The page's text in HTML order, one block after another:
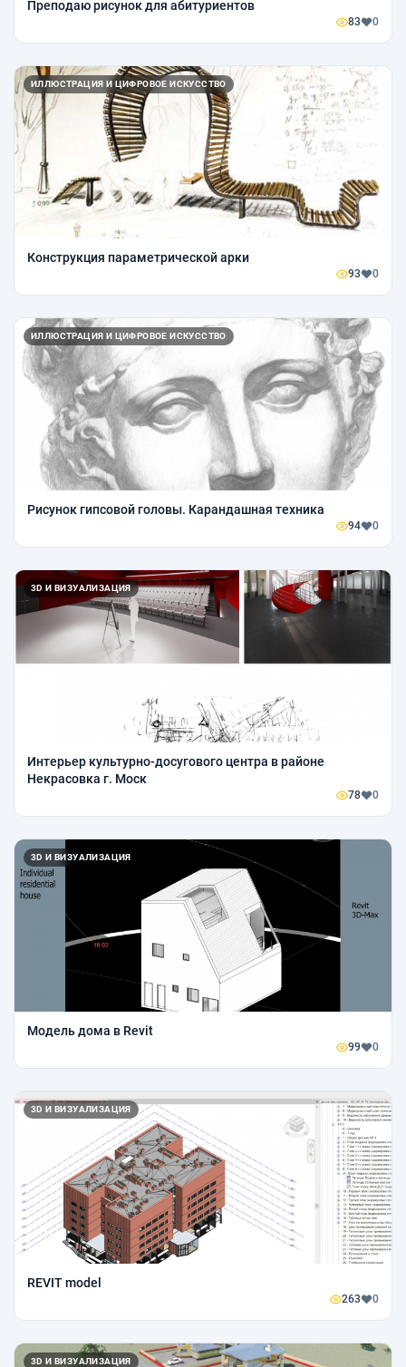
Преподаю рисунок для абитуриентов
83 0
ИЛЛЮСТРАЦИЯ И ЦИФРОВОЕ ИСКУССТВО
Конструкция параметрической арки
93 0
ИЛЛЮСТРАЦИЯ И ЦИФРОВОЕ ИСКУССТВО
Рисунок гипсовой головы. Карандашная техника
94 0
3D И ВИЗУАЛИЗАЦИЯ
Интерьер культурно-досугового центра в районе
Некрасовка г. Моск
78 0
3D И ВИЗУАЛИЗАЦИЯ
Модель дома в Revit
99 0
3D И ВИЗУАЛИЗАЦИЯ
REVIT model
263 0
3D И ВИЗУАЛИЗАЦИЯ